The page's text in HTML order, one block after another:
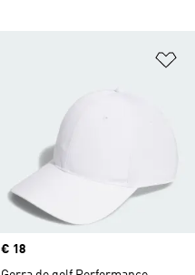
Precio
€ 18